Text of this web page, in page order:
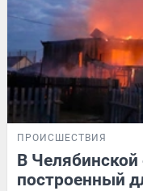
ПРОИСШЕСТВИЯ
В Челябинской
построенный